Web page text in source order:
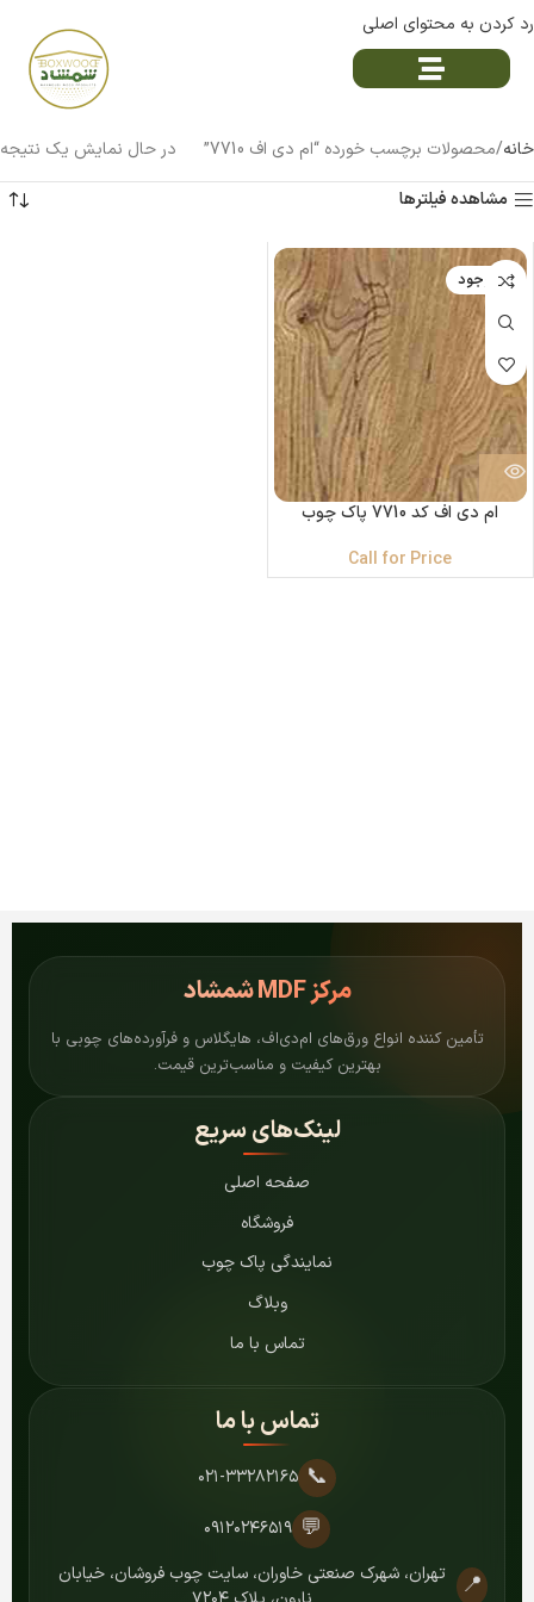
رد کردن به محتوای اصلی
خانه محصولات برچسب خورده “ام دی اف 7710”
در حال نمایش یک نتیجه
مشاهده فیلترها
ناموجود
ام دی اف کد 7710 پاک چوب
Call for Price
مرکزMDF شمشاد
تأمین کننده انواع ورق‌های ام‌دی‌اف، هایگلاس و فرآورده‌های چوبی با
بهترین کیفیت و مناسب‌ترین قیمت.
لینک‌های سریع
صفحه اصلی
فروشگاه
نمایندگی پاک چوب
وبلاگ
تماس با ما
تماس با ما
📞 ۰۲۱-۳۳۲۸۲۱۶۵
💬 ۰۹۱۲۰۲۴۶۵۱۹
📍
تهران، شهرک صنعتی خاوران، سایت چوب فروشان، خیابان